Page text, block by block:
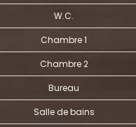
W.C.
Chambre 1
Chambre 2
Bureau
Salle de bains